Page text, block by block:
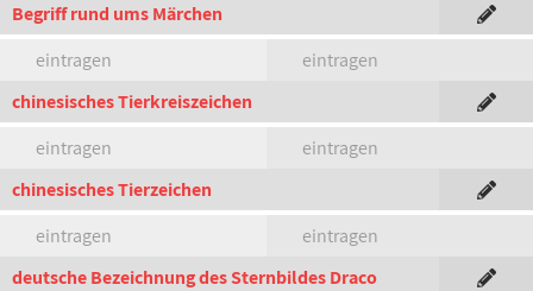
Begriff rund ums Märchen
eintragen
eintragen
chinesisches Tierkreiszeichen
eintragen
eintragen
chinesisches Tierzeichen
eintragen
eintragen
deutsche Bezeichnung des Sternbildes Draco